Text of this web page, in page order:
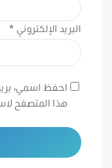
البريد الإلكتروني *
احفظ اسمي،
هذا المتصفح